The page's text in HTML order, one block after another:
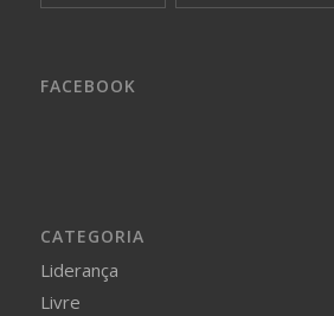
FACEBOOK
CATEGORIA
Liderança
Livre